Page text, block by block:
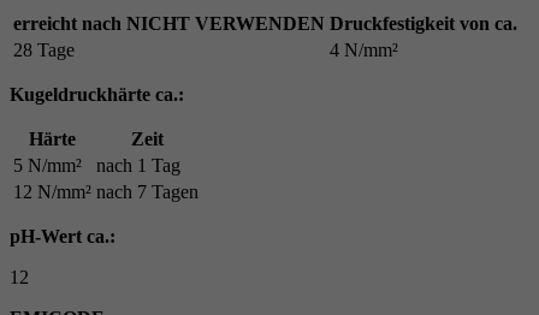
erreicht nach NICHT VERWENDEN Druckfestigkeit von ca.
28 Tage
4 N/mm²
Kugeldruckhärte ca.:
Härte
Zeit
5 N/mm²
nach 1 Tag
12 N/mm² nach 7 Tagen
pH-Wert ca.:
12